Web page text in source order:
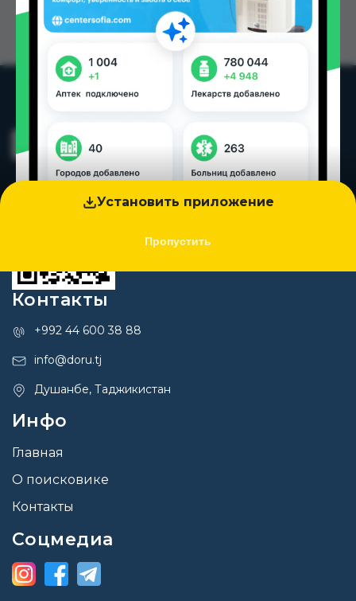
Установить приложение
Пропустить
Контакты
+992 44 600 38 88
info@doru.tj
Душанбе, Таджикистан
Инфо
Главная
О поисковике
Контакты
Соцмедиа